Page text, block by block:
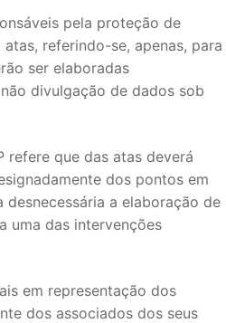
pela proteção de
referindo-se, apenas, para
ser elaboradas
divulgação de dados sob
refere que das atas deverá
dos pontos em
a elaboração de
uma das intervenções
em representação dos
dos associados dos seus